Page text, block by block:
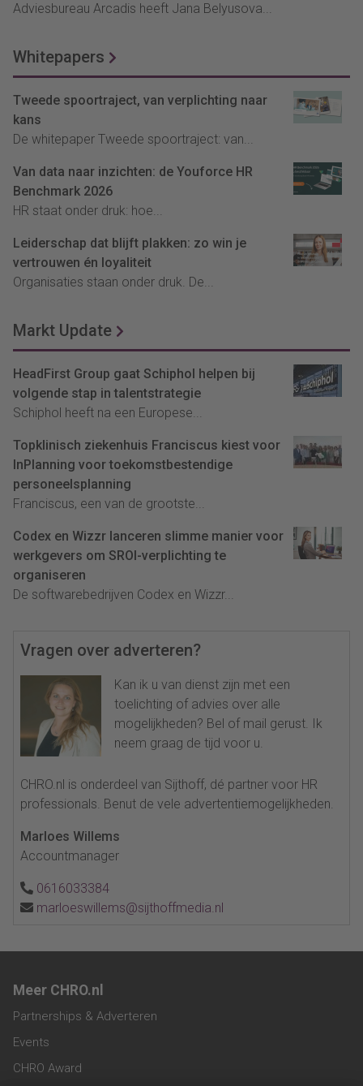
Adviesbureau Arcadis heeft Jana Belyusova...
Whitepapers
Tweede spoortraject, van verplichting naar
kans
De whitepaper Tweede spoortraject: van...
Van data naar inzichten: de Youforce HR
Benchmark 2026
HR staat onder druk: hoe...
Leiderschap dat blijft plakken: zo win je
vertrouwen én loyaliteit
Organisaties staan onder druk. De...
Markt Update
HeadFirst Group gaat Schiphol helpen bij
volgende stap in talentstrategie
Schiphol heeft na een Europese...
Topklinisch ziekenhuis Franciscus kiest voor
InPlanning voor toekomstbestendige
personeelsplanning
Franciscus, een van de grootste...
Codex en Wizzr lanceren slimme manier voor
werkgevers om SROI-verplichting te
organiseren
De softwarebedrijven Codex en Wizzr...
Vragen over adverteren?
Kan ik u van dienst zijn met een
toelichting of advies over alle
mogelijkheden? Bel of mail gerust. Ik
neem graag de tijd voor u.
CHRO.nl is onderdeel van Sijthoff, dé partner voor HR
professionals. Benut de vele advertentiemogelijkheden.
Marloes Willems
Accountmanager
0616033384
marloeswillems@sijthoffmedia.nl
Meer CHRO.nl
Partnerships & Adverteren
Events
CHRO Award